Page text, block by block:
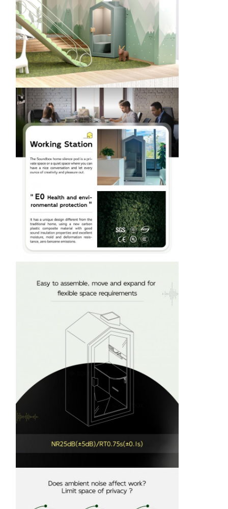
Sauna-accessoires
Kantoormeubelen
draagbare airconditioner
AC Raamventilatiekit